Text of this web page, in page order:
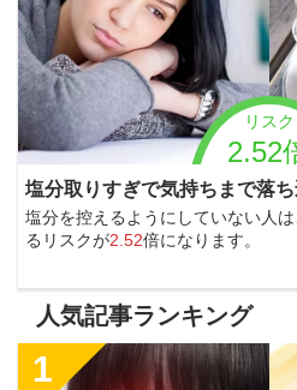
リスク
2.52
塩分取りすぎで気持ちまで落ち
塩分を控えるようにしていない人
るリスクが2.52倍になります。
人気記事ランキング
1